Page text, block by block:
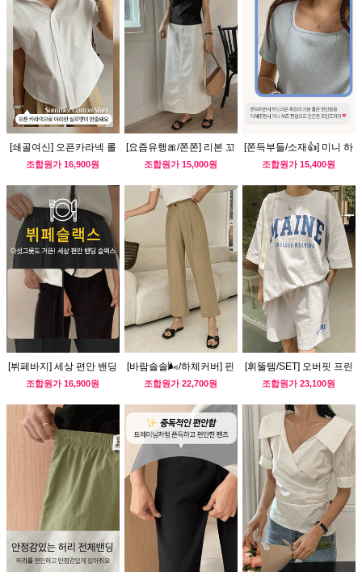
[쇄골여신] 오픈카라넥 롤
업 셔츠
조합원가16,900원
[요즘유행🎀/쫀쫀] 리본 꼬
임 골지티
조합원가15,000원
[쫀득부들/소재👍] 미니 하
트 펀칭 티
조합원가15,400원
[뷔페바지] 세상 편안 밴딩
슬랙스
조합원가16,900원
[바람솔솔🌬/하체커버] 핀
턱 린넨 슬랙스
조합원가22,700원
[휘뚤템/SET] 오버핏 프린
팅 트레이닝 세트
조합원가23,100원